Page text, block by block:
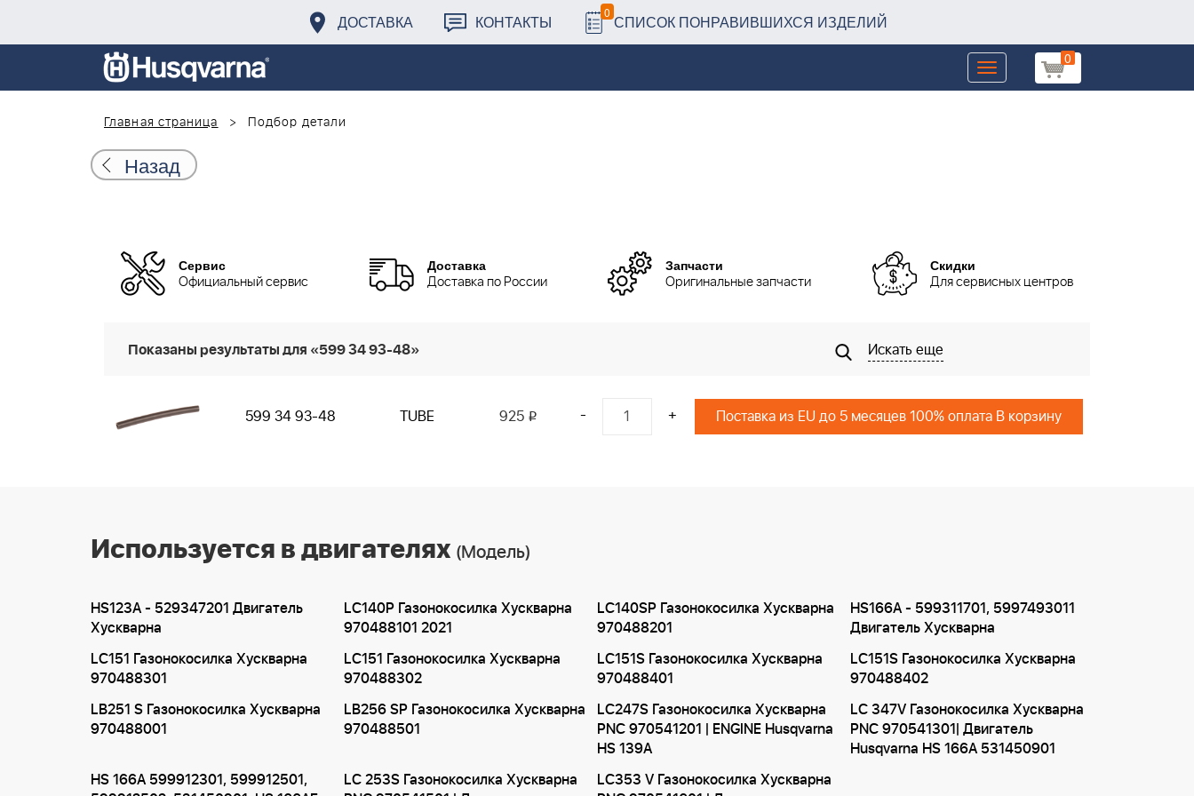
ДОСТАВКА КОНТАКТЫ 0 СПИСОК ПОНРАВИВШИХСЯ ИЗДЕЛИЙ
0
Toggle
navigation
Главная страница
Подбор детали
Назад
Сервис
Официальный сервис
Доставка
Доставка по России
Запчасти
Оригинальные запчасти
Скидки
Для сервисных центров
Показаны результаты для «599 34 93-48» Искать еще
599 34 93-48 TUBE 925 i - + Поставка из EU до 5 месяцев 100% оплата В корзину
Используется в двигателях (Модель)
HS123A - 529347201 Двигатель
Хускварна
LC140P Газонокосилка Хускварна
970488101 2021
LC140SP Газонокосилка Хускварна
970488201
HS166A - 599311701, 5997493011
Двигатель Хускварна
LC151 Газонокосилка Хускварна
970488301
LC151 Газонокосилка Хускварна
970488302
LC151S Газонокосилка Хускварна
970488401
LC151S Газонокосилка Хускварна
970488402
LB251 S Газонокосилка Хускварна
970488001
LB256 SP Газонокосилка Хускварна
970488501
LC247S Газонокосилка Хускварна
PNC 970541201 | ENGINE Husqvarna
HS 139A
LC 347V Газонокосилка Хускварна
PNC 970541301| Двигатель
Husqvarna HS 166A 531450901
HS 166A 599912301, 599912501,
LC 253S Газонокосилка Хускварна
LC353 V Газонокосилка Хускварна